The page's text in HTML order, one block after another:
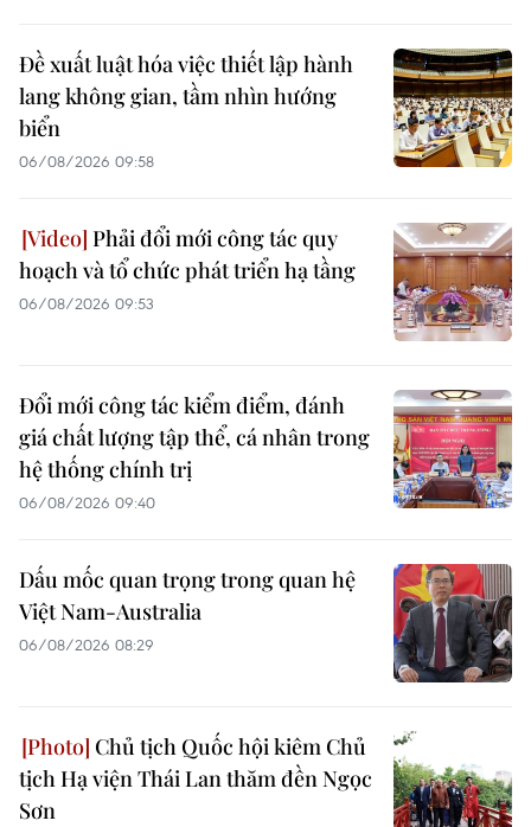
Đề xuất luật hóa việc thiết lập hành
lang không gian, tầm nhìn hướng
biển
06/08/2026 09:58
Phải đổi mới công tác quy
hoạch và tổ chức phát triển hạ tầng
06/08/2026 09:53
Đổi mới công tác kiểm điểm, đánh
giá chất lượng tập thể, cá nhân trong
hệ thống chính trị
06/08/2026 09:40
Dấu mốc quan trọng trong quan hệ
Việt Nam-Australia
06/08/2026 08:29
Chủ tịch Quốc hội kiêm Chủ
tịch Hạ viện Thái Lan thăm đền Ngọc
Sơn